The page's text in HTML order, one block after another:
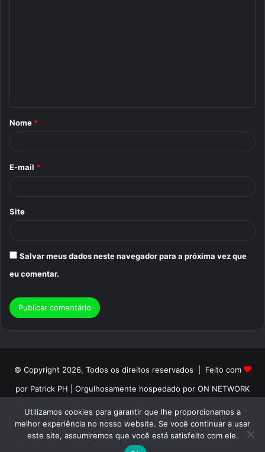
r
Nome *
E-mail *
Site
Salvar meus dados neste navegador para a próxima vez que
eu comentar.
© Copyright 2026, Todos os direitos reservados | Feito com
por Patrick PH | Orgulhosamente hospedado por ON NETWORK
Início
Sobre Termos de Uso
Politica de Privacidade
Contato
Utilizamos cookies para garantir que lhe proporcionamos a
melhor experiência no nosso website. Se você continuar a usar
este site, assumiremos que você está satisfeito com ele.